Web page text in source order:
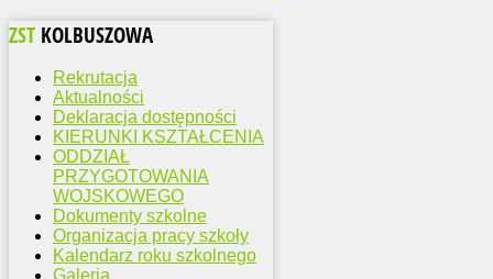
ZST KOLBUSZOWA
Rekrutacja
Aktualności
Deklaracja dostępności
KIERUNKI KSZTAŁCENIA
ODDZIAŁ
PRZYGOTOWANIA
WOJSKOWEGO
Dokumenty szkolne
Organizacja pracy szkoły
Kalendarz roku szkolnego